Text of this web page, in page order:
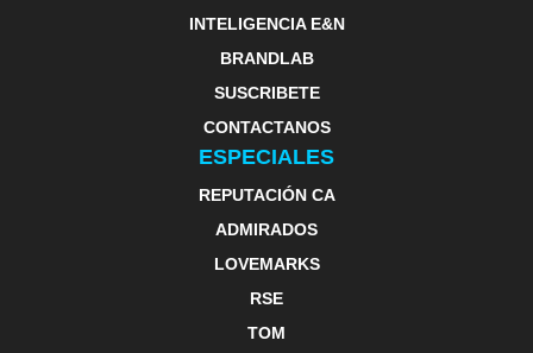
INTELIGENCIA E&N
BRANDLAB
SUSCRIBETE
CONTACTANOS
ESPECIALES
REPUTACIÓN CA
ADMIRADOS
LOVEMARKS
RSE
TOM